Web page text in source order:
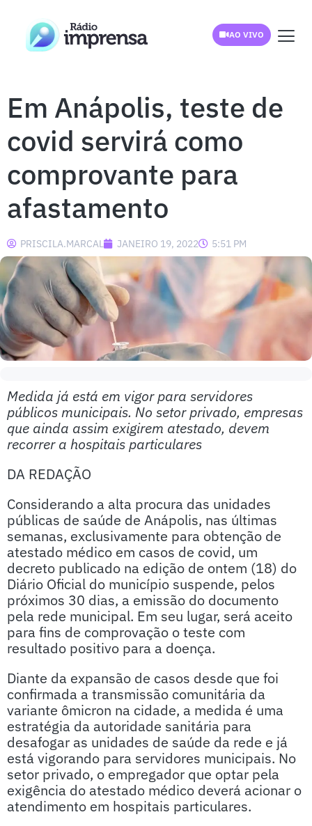
AO VIVO
Em Anápolis, teste de
covid servirá como
comprovante para
afastamento
PRISCILA.MARCAL JANEIRO 19, 2022 5:51 PM
Medida já está em vigor para servidores
públicos municipais. No setor privado, empresas
que ainda assim exigirem atestado, devem
recorrer a hospitais particulares
DA REDAÇÃO
Considerando a alta procura das unidades
públicas de saúde de Anápolis, nas últimas
semanas, exclusivamente para obtenção de
atestado médico em casos de covid, um
decreto publicado na edição de ontem (18) do
Diário Oficial do município suspende, pelos
próximos 30 dias, a emissão do documento
pela rede municipal. Em seu lugar, será aceito
para fins de comprovação o teste com
resultado positivo para a doença.
Diante da expansão de casos desde que foi
confirmada a transmissão comunitária da
variante ômicron na cidade, a medida é uma
estratégia da autoridade sanitária para
desafogar as unidades de saúde da rede e já
está vigorando para servidores municipais. No
setor privado, o empregador que optar pela
exigência do atestado médico deverá acionar o
atendimento em hospitais particulares.